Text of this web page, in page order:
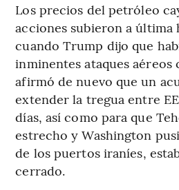
Los precios del petróleo
acciones subieron a última
cuando Trump dijo que
inminentes ataques
afirmó de nuevo que un
extender la tregua entre
días, así como para que
estrecho y Washington
de los puertos iraníes,
cerrado.